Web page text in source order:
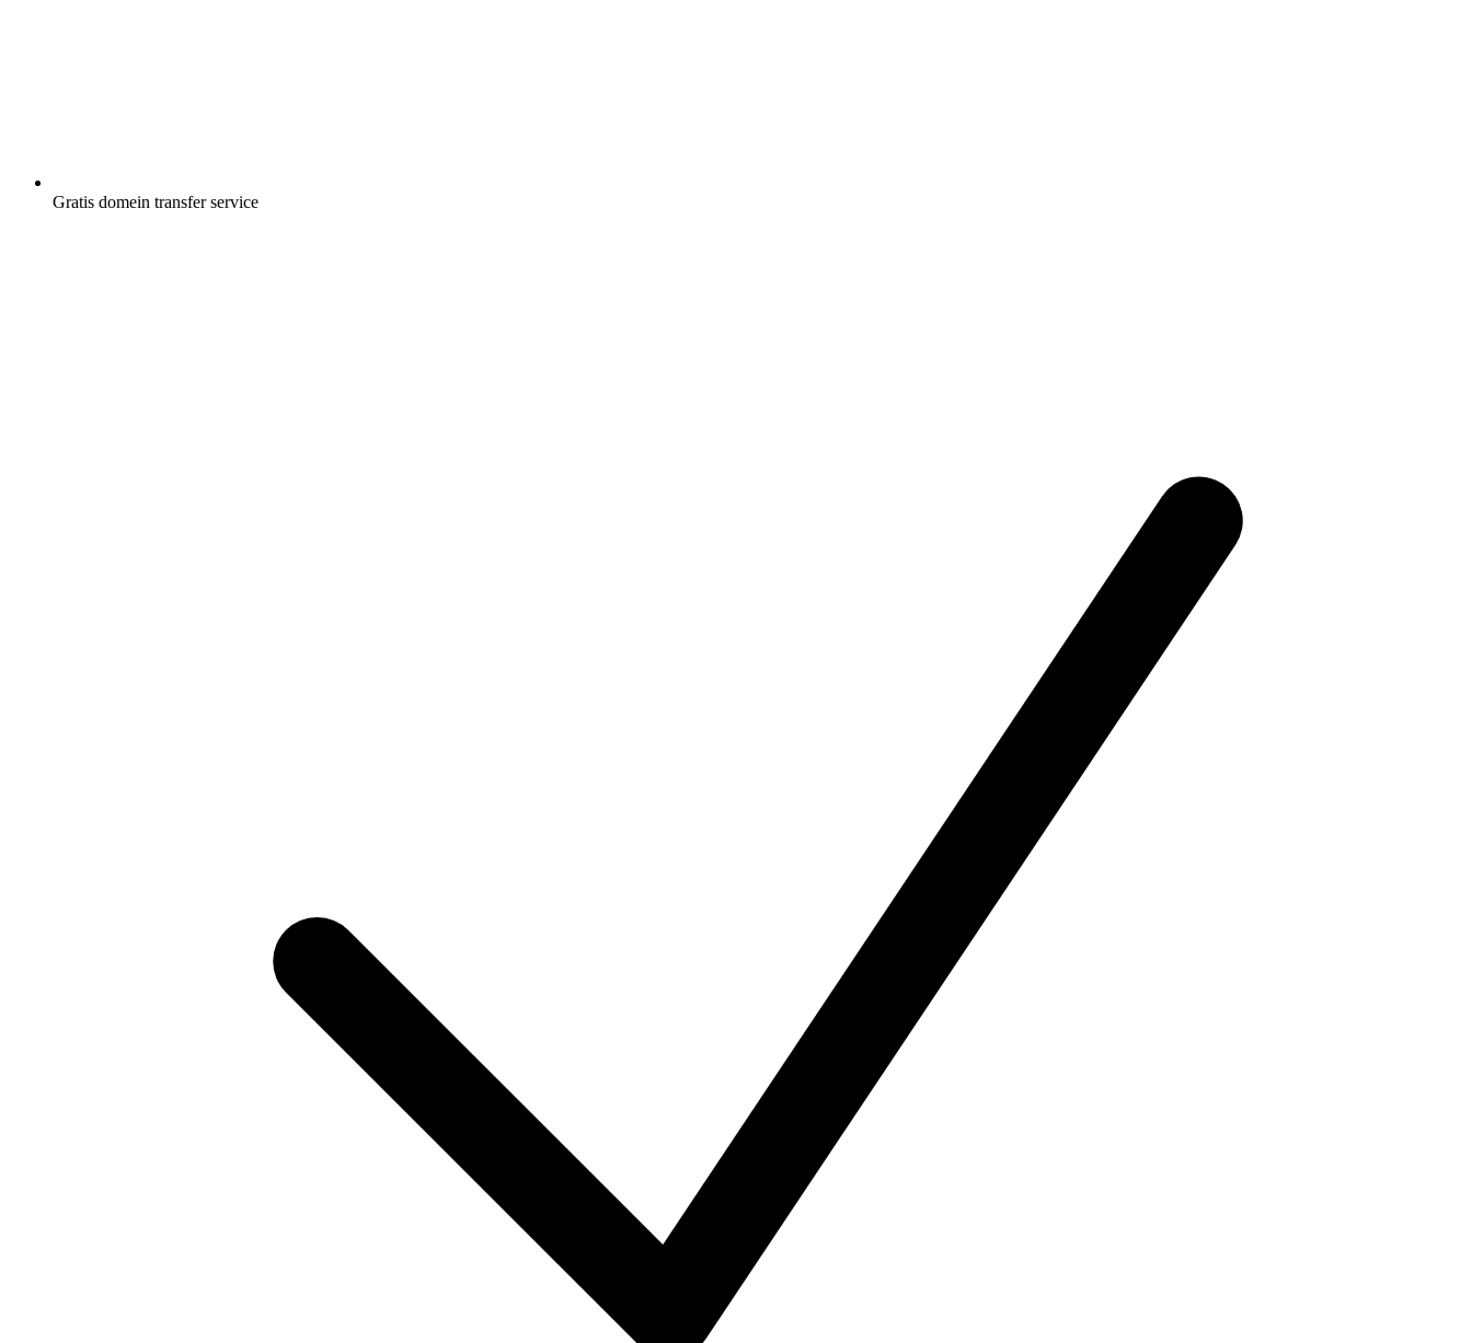
Gratis domein transfer service